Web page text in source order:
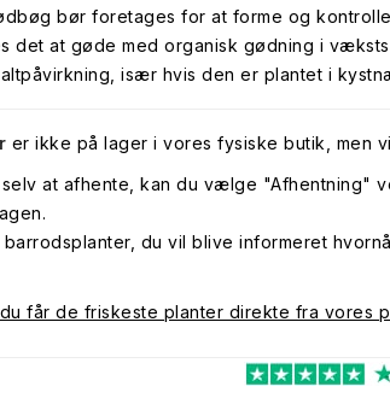
bør foretages for at forme og
det at gøde med organisk gødning i
især hvis den er plantet i
er ikke på lager i vores fysiske butik, men
at afhente, kan du vælge "Afhentning"
du vil blive informeret
får de friskeste planter direkte fra vores